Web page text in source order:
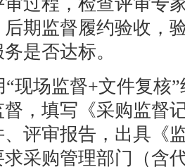
期监督履约验收，
是否达标。
“现场监督+文件复核
督，填写《采购监督
评审报告，出具《
采购管理部门（含